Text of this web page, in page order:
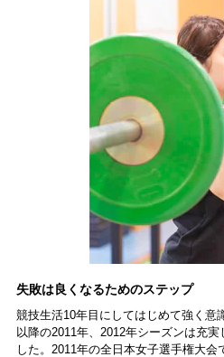
失敗は良くなるためのステップ
競技生活10年目にしてはじめて強く意
以降の2011年、2012年シーズンは充
した。2011年の全日本女子選手権大会